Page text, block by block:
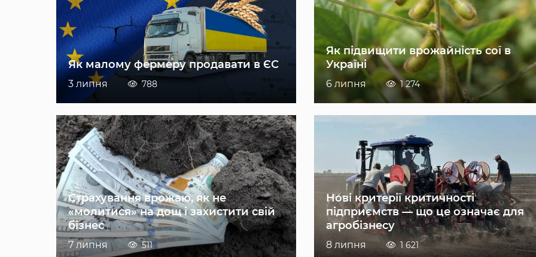
Як малому фермеру продавати в ЄС
3 липня 788
Як підвищити врожайність сої в
Україні
6 липня 1 274
Страхування врожаю, як не
«молитися» на дощ і захистити свій
бізнес
7 липня 511
Нові критерії критичності
підприємств — що це означає для
агробізнесу
8 липня 1 621